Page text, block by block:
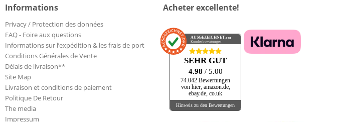
Informations
Privacy / Protection des données
FAQ - Foire aux questions
Informations sur l’expédition & les frais de port
Conditions Générales de Vente
Délais de livraison**
Site Map
Livraison et conditions de paiement
Politique De Retour
The media
Impressum
Acheter excellente!
AUSGEZEICHNET.org
Kundenbewertungen
SEHR GUT
4.98 / 5.00
74.042 Bewertungen
von hier, amazon.de,
ebay.de, co.uk
Hinweis zu den Bewertungen